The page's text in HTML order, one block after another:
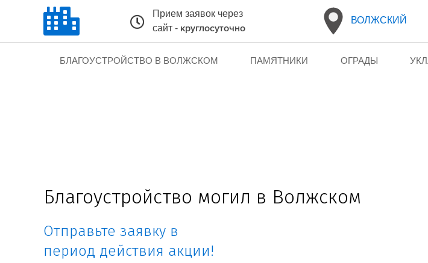
Прием заявок через
сайт - круглосуточно
ВОЛЖСКИЙ
БЛАГОУСТРОЙСТВО В ВОЛЖСКОМ ПАМЯТНИКИ ОГРАДЫ
Благоустройство могил в Волжском
Отправьте заявку в
период действия акции!